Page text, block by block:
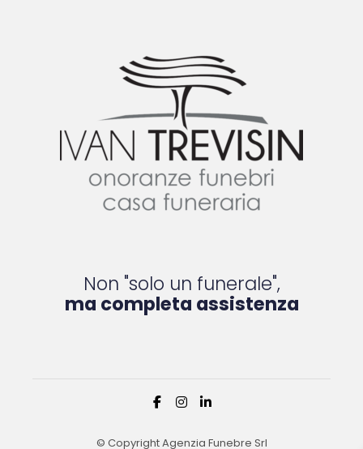
Non "solo un funerale",
ma completa assistenza
© Copyright Agenzia Funebre Srl